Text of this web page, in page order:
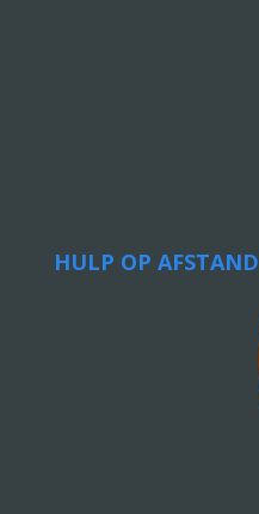
HULP OP AFSTAND